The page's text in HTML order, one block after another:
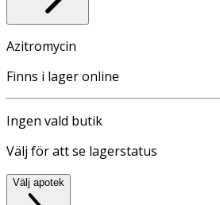
Azitromycin
Finns i lager online
Ingen vald butik
Välj för att se lagerstatus
Välj apotek